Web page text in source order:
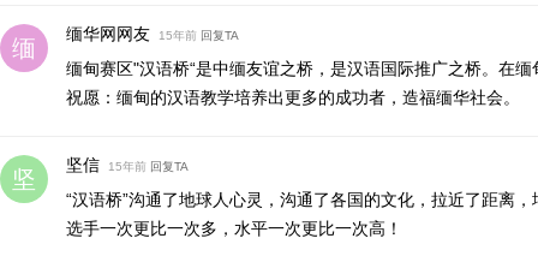
缅华网网友 15年前 回复TA
缅甸赛区"汉语桥“是中缅友谊之桥，是汉语国际推广之桥。在
祝愿：缅甸的汉语教学培养出更多的成功者，造福缅华社会。
坚信 15年前 回复TA
“汉语桥”沟通了地球人心灵，沟通了各国的文化，拉近了距离
选手一次更比一次多，水平一次更比一次高！